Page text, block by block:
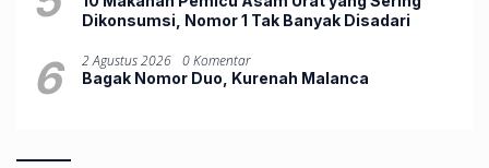
Dikonsumsi, Nomor 1 Tak Banyak Disadari
6 2 Agustus 2026 0 Komentar
Bagak Nomor Duo, ‎Kurenah Malanca